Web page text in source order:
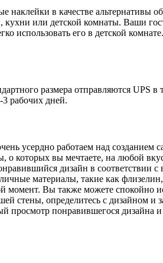
наклейки в качестве
кухни или детской комнаты. Ваши
использовать его в детской
размера отправляются UPS
рабочих дней.
усердно работаем над
о которых вы мечтаете, на любой
дизайн в соответствии
материалы, такие как
момент. Вы также можете спокойно
стены, определитесь с дизайном
просмотр понравившегося дизайна